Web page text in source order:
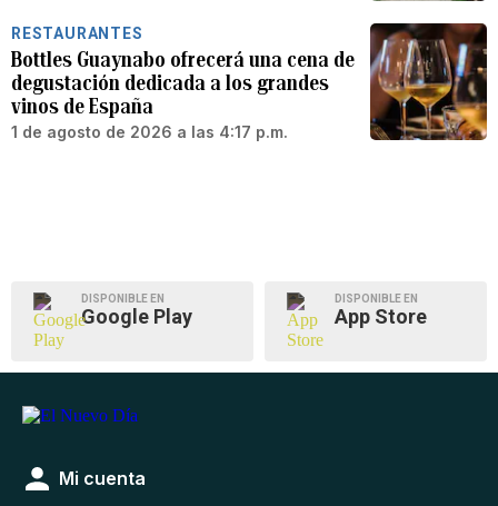
RESTAURANTES
Bottles Guaynabo ofrecerá una cena de
degustación dedicada a los grandes
vinos de España
1 de agosto de 2026 a las 4:17 p.m.
DISPONIBLE EN
Google Play
DISPONIBLE EN
App Store
Mi cuenta